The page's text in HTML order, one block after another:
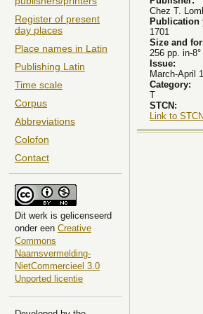
Register of present
day places
Place names in Latin
Publishing Latin
Time scale
Corpus
Abbreviations
Colofon
Contact
Dit werk is gelicenseerd
onder een Creative
Commons
Naamsvermelding-
NietCommercieel 3.0
Unported licentie
Chez T.
Publication
1701
Size and
256 pp. in-8°
Issue:
March-April
Category:
T
STCN:
Link to